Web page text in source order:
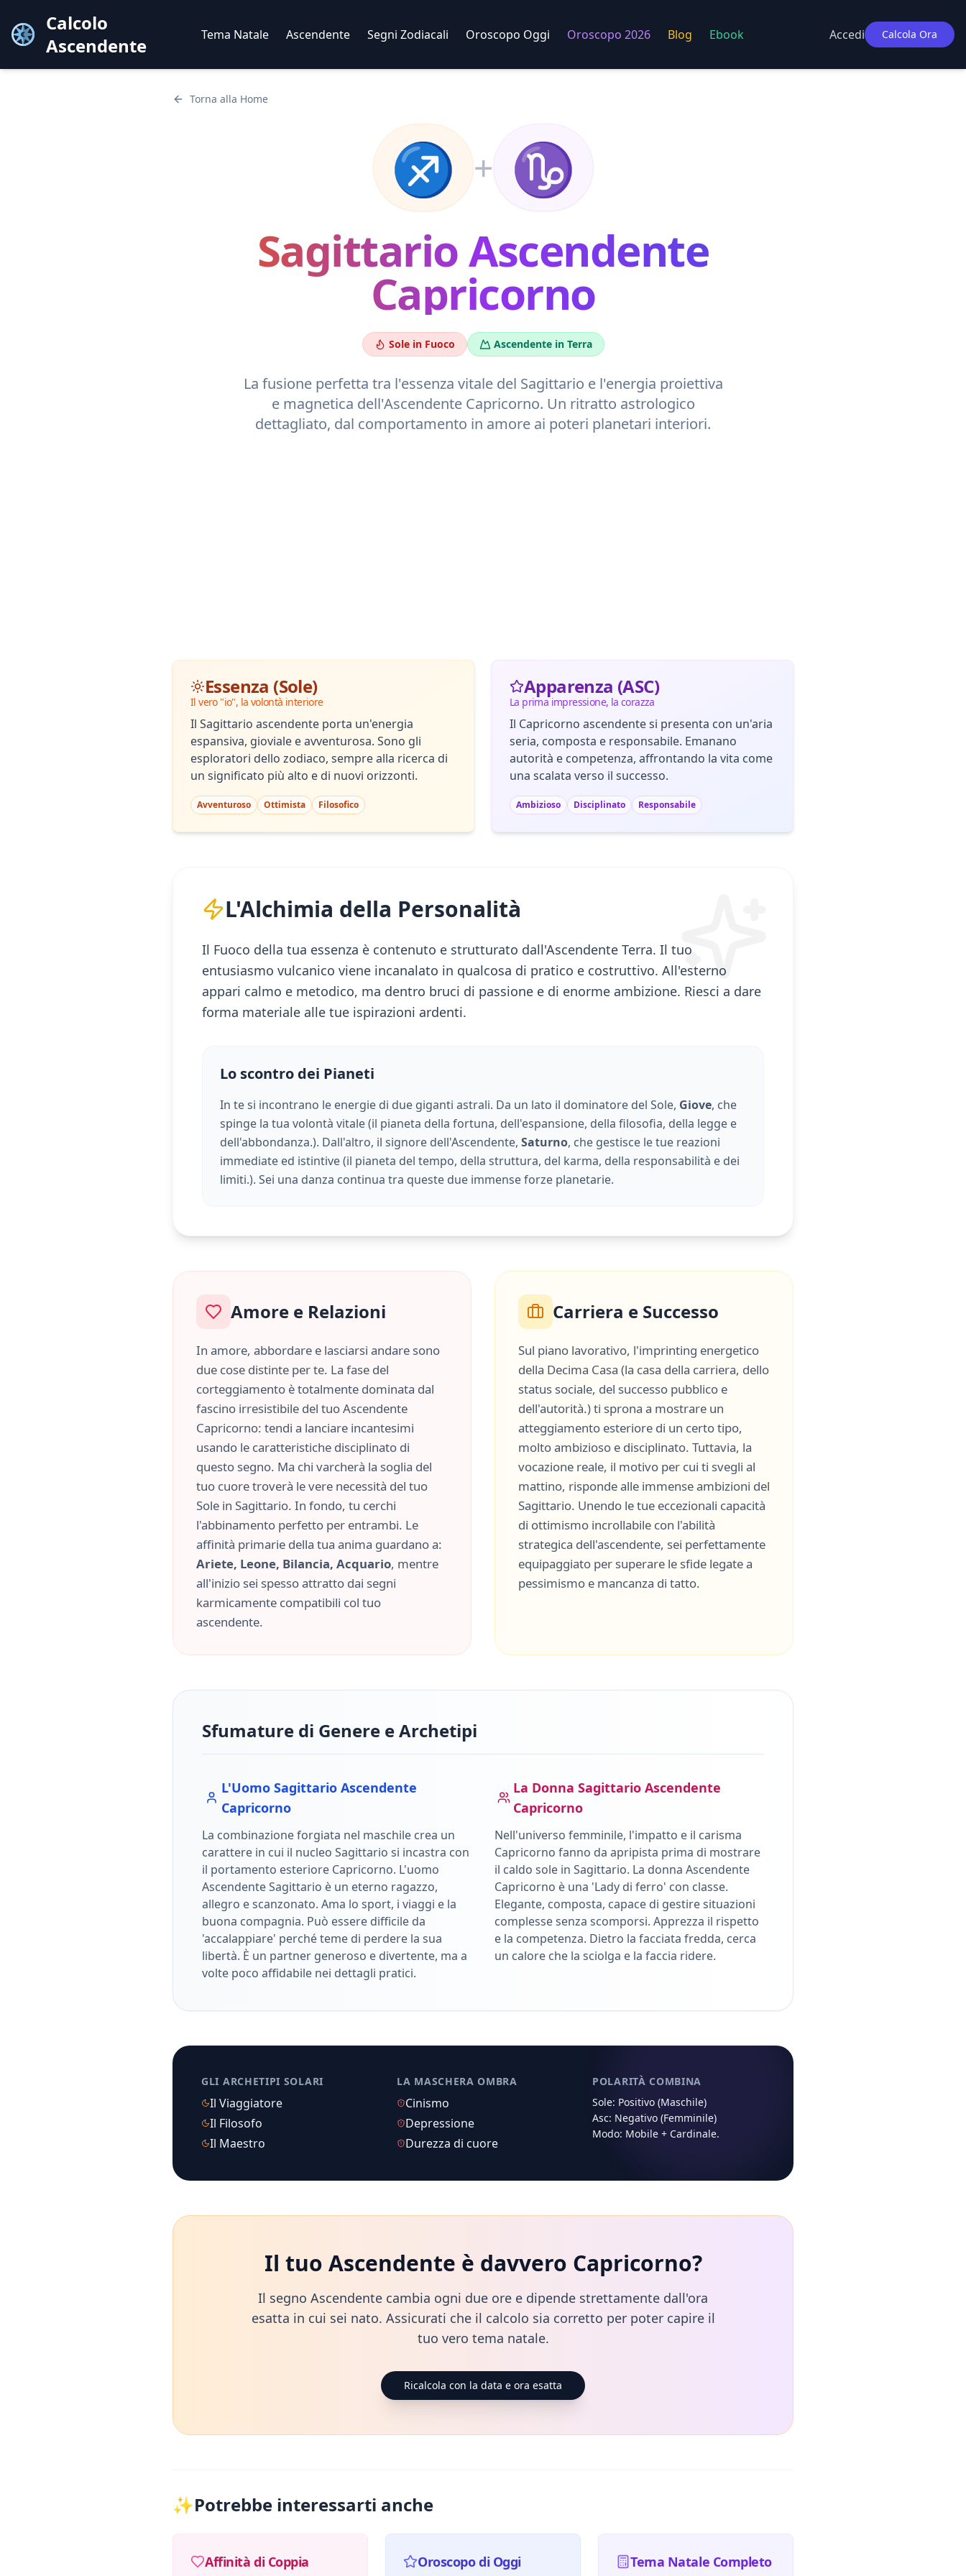
Calcolo
Ascendente
Tema Natale Ascendente Segni Zodiacali Oroscopo Oggi Oroscopo 2026 Blog Ebook Accedi Calcola Ora
Torna alla Home
♐ + ♑
SagittarioAscendente
Capricorno
Sole in Fuoco Ascendente in Terra
La fusione perfetta tra l'essenza vitale del Sagittario e l'energia proiettiva
e magnetica dell'Ascendente Capricorno. Un ritratto astrologico
dettagliato, dal comportamento in amore ai poteri planetari interiori.
Essenza (Sole)
Il vero "io", la volontà interiore
Il Sagittario ascendente porta un'energia
espansiva, gioviale e avventurosa. Sono gli
esploratori dello zodiaco, sempre alla ricerca di
un significato più alto e di nuovi orizzonti.
Avventuroso Ottimista Filosofico
Apparenza (ASC)
La prima impressione, la corazza
Il Capricorno ascendente si presenta con un'aria
seria, composta e responsabile. Emanano
autorità e competenza, affrontando la vita come
una scalata verso il successo.
Ambizioso Disciplinato Responsabile
L'Alchimia della Personalità
Il Fuoco della tua essenza è contenuto e strutturato dall'Ascendente Terra. Il tuo
entusiasmo vulcanico viene incanalato in qualcosa di pratico e costruttivo. All'esterno
appari calmo e metodico, ma dentro bruci di passione e di enorme ambizione. Riesci a dare
forma materiale alle tue ispirazioni ardenti.
Lo scontro dei Pianeti
In te si incontrano le energie di due giganti astrali. Da un lato il dominatore del Sole, Giove, che
spinge la tua volontà vitale (il pianeta della fortuna, dell'espansione, della filosofia, della legge e
dell'abbondanza.). Dall'altro, il signore dell'Ascendente, Saturno, che gestisce le tue reazioni
immediate ed istintive (il pianeta del tempo, della struttura, del karma, della responsabilità e dei
limiti.). Sei una danza continua tra queste due immense forze planetarie.
Amore e Relazioni
In amore, abbordare e lasciarsi andare sono
due cose distinte per te. La fase del
corteggiamento è totalmente dominata dal
fascino irresistibile del tuo Ascendente
Capricorno: tendi a lanciare incantesimi
usando le caratteristiche disciplinato di
questo segno. Ma chi varcherà la soglia del
tuo cuore troverà le vere necessità del tuo
Sole in Sagittario. In fondo, tu cerchi
l'abbinamento perfetto per entrambi. Le
affinità primarie della tua anima guardano a:
Ariete, Leone, Bilancia, Acquario, mentre
all'inizio sei spesso attratto dai segni
karmicamente compatibili col tuo
ascendente.
Carriera e Successo
Sul piano lavorativo, l'imprinting energetico
della Decima Casa (la casa della carriera, dello
status sociale, del successo pubblico e
dell'autorità.) ti sprona a mostrare un
atteggiamento esteriore di un certo tipo,
moltoambizioso e disciplinato. Tuttavia, la
vocazione reale, il motivo per cui ti svegli al
mattino, risponde alle immense ambizioni del
Sagittario. Unendo le tue eccezionali capacità
di ottimismo incrollabile con l'abilità
strategica dell'ascendente, sei perfettamente
equipaggiato per superare le sfide legate a
pessimismo e mancanza di tatto.
Sfumature di Genere e Archetipi
L'Uomo SagittarioAscendente
Capricorno
La combinazione forgiata nel maschile crea un
carattere in cui il nucleo Sagittario si incastra con
il portamento esteriore Capricorno. L'uomo
Ascendente Sagittario è un eterno ragazzo,
allegro e scanzonato. Ama lo sport, i viaggi e la
buona compagnia. Può essere difficile da
'accalappiare' perché teme di perdere la sua
libertà. È un partner generoso e divertente, ma a
volte poco affidabile nei dettagli pratici.
La Donna SagittarioAscendente
Capricorno
Nell'universo femminile, l'impatto e il carisma
Capricorno fanno da apripista prima di mostrare
il caldo sole in Sagittario. La donna Ascendente
Capricorno è una 'Lady di ferro' con classe.
Elegante, composta, capace di gestire situazioni
complesse senza scomporsi. Apprezza il rispetto
e la competenza. Dietro la facciata fredda, cerca
un calore che la sciolga e la faccia ridere.
GLI ARCHETIPI SOLARI
Il Viaggiatore
Il Filosofo
Il Maestro
LA MASCHERA OMBRA
Cinismo
Depressione
Durezza di cuore
POLARITÀ COMBINA
Sole: Positivo (Maschile)
Asc: Negativo (Femminile)
Modo: Mobile + Cardinale.
Il tuo Ascendente è davvero Capricorno?
Il segno Ascendente cambia ogni due ore e dipende strettamente dall'ora
esatta in cui sei nato. Assicurati che il calcolo sia corretto per poter capire il
tuo vero tema natale.
Ricalcola con la data e ora esatta
✨Potrebbe interessarti anche
Affinità di Coppia Oroscopo di Oggi Tema Natale Completo